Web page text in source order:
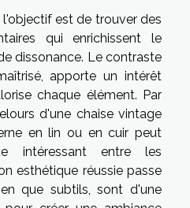
est de trouver des
qui enrichissent le
dissonance. Le contraste
apporte un intérêt
chaque élément. Par
d'une chaise vintage
en lin ou en cuir peut
intéressant entre les
esthétique réussie passe
que subtils, sont d'une